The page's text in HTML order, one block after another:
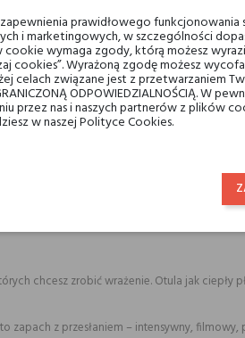
które nie boją się intensywności, kontrastów
a słodyczą, herbatą a
chcesz zrobić wrażenie. Otula jak ciepły
to zapach z przesłaniem – intensywny,
prawidłowego
i marketingowych, w szczególności
wymaga zgody, którą możesz
cookies”. Wyrażoną zgodę możesz
celach związane jest z przetwarzaniem
ODPOWIEDZIALNOŚCIĄ. W
przez nas i naszych partnerów z plików
w naszej Polityce Cookies.